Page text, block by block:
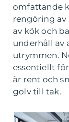
omfattande
rengöring av
av kök och
underhåll av
utrymmen.
essentiellt
är rent och
golv till tak.